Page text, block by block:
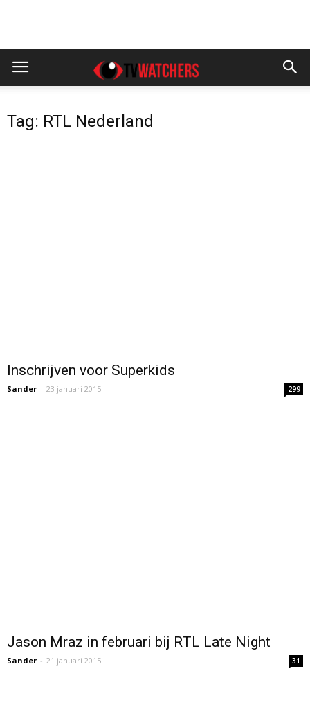
Tag: RTL Nederland
Inschrijven voor Superkids
Sander - 23 januari 2015 299
Jason Mraz in februari bij RTL Late Night
Sander - 21 januari 2015 31